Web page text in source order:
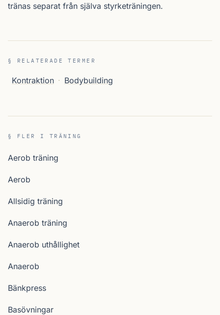
tränas separat från själva styrketräningen.
§ RELATERADE TERMER
Kontraktion · Bodybuilding
§ FLER I TRÄNING
Aerob träning
Aerob
Allsidig träning
Anaerob träning
Anaerob uthållighet
Anaerob
Bänkpress
Basövningar